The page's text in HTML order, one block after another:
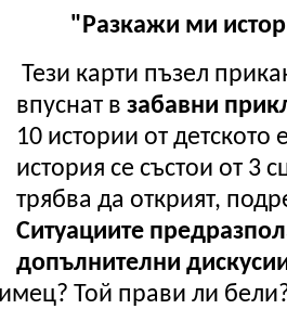
ми
Тези карти пъзел
впуснат в забавни
10 истории от
история се състои от 3
трябва да открият,
Ситуациите
допълнителни
Той прави ли